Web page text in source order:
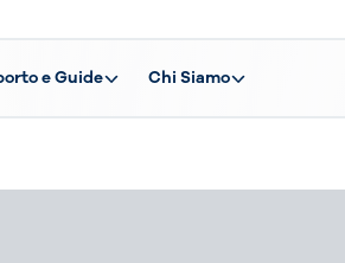
e Guide Chi Siamo